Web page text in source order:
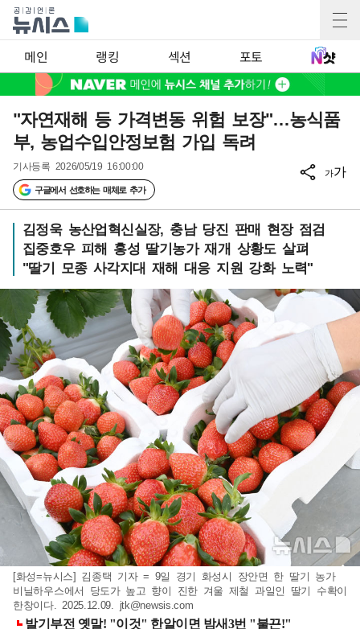
메인 랭킹 섹션 포토
"자연재해 등 가격변동 위험 보장"…농식품
부, 농업수입안정보험 가입 독려
기사등록 2026/05/19 16:00:00
구글에서 선호하는 매체로 추가
가가
김정욱 농산업혁신실장, 충남 당진 판매 현장 점검
집중호우 피해 홍성 딸기농가 재개 상황도 살펴
"딸기 모종 사각지대 재해 대응 지원 강화 노력"
[화성=뉴시스] 김종택 기자 = 9일 경기 화성시 장안면 한 딸기 농가
비닐하우스에서 당도가 높고 향이 진한 겨울 제철 과일인 딸기 수확이
한창이다. 2025.12.09. jtk@newsis.com